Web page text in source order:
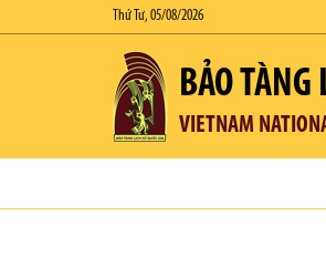
Thứ Tư, 05/08/2026
BẢO TÀNG
VIETNAM